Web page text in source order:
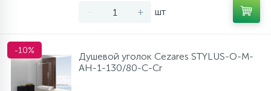
- + шт
-10%
Душевой уголок Cezares STYLUS-O-M-
AH-1-130/80-C-Cr